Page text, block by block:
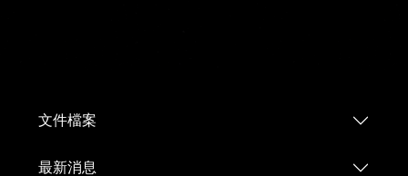
文件檔案
最新消息